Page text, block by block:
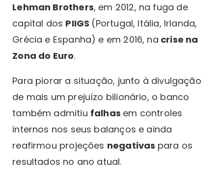
Lehman Brothers, em 2012, na fuga de
capital dos PIIGS (Portugal, Itália, Irlanda,
Grécia e Espanha) e em 2016, na crise na
Zona do Euro.
Para piorar a situação, junto à divulgação
de mais um prejuízo bilionário, o banco
também admitiu falhas em controles
internos nos seus balanços e ainda
reafirmou projeções negativas para os
resultados no ano atual.